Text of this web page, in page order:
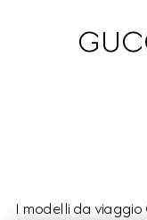
I modelli da viaggio